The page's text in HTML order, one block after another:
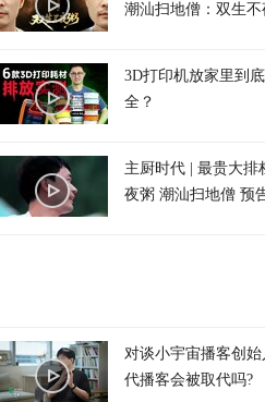
潮汕扫地僧：双生不
3D打印机放家里到
全？
主厨时代 | 最贵大排
夜粥 潮汕扫地僧 预
对谈小宇宙播客创
代播客会被取代吗?